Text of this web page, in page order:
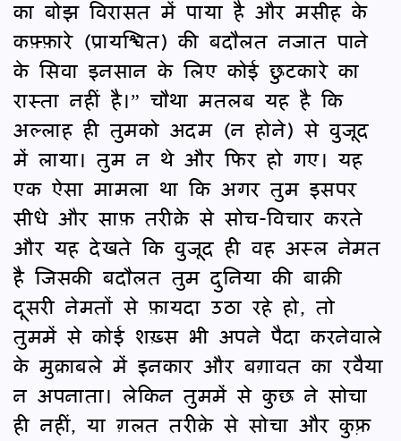
का बोझ विरासत में पाया है और मसीह के
कफ़्फ़ारे (प्रायश्चित) की बदौलत नजात पाने
के सिवा इनसान के लिए कोई छुटकारे का
रास्ता नहीं है।” चौथा मतलब यह है कि
अल्लाह ही तुमको अदम (न होने) से वुजूद
में लाया। तुम न थे और फिर हो गए। यह
एक ऐसा मामला था कि अगर तुम इसपर
सीधे और साफ़ तरीक़े से सोच-विचार करते
और यह देखते कि वुजूद ही वह अस्ल नेमत
है जिसकी बदौलत तुम दुनिया की बाक़ी
दूसरी नेमतों से फ़ायदा उठा रहे हो, तो
तुममें से कोई शख़्स भी अपने पैदा करनेवाले
के मुक़ाबले में इनकार और बग़ावत का रवैया
न अपनाता। लेकिन तुममें से कुछ ने सोचा
ही नहीं, या ग़लत तरीक़े से सोचा और कुफ़्र